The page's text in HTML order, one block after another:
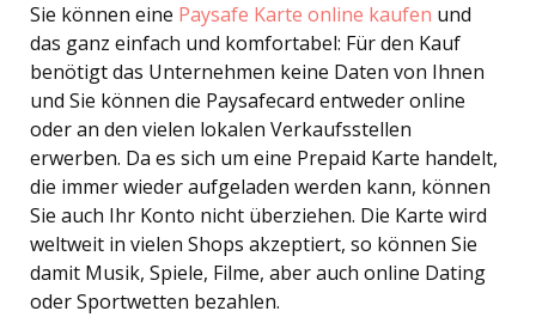
Sie können eine Paysafe Karte online kaufen und
das ganz einfach und komfortabel: Für den Kauf
benötigt das Unternehmen keine Daten von Ihnen
und Sie können die Paysafecard entweder online
oder an den vielen lokalen Verkaufsstellen
erwerben. Da es sich um eine Prepaid Karte handelt,
die immer wieder aufgeladen werden kann, können
Sie auch Ihr Konto nicht überziehen. Die Karte wird
weltweit in vielen Shops akzeptiert, so können Sie
damit Musik, Spiele, Filme, aber auch online Dating
oder Sportwetten bezahlen.